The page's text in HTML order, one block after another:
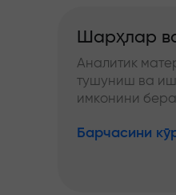
Шарҳлар
Аналитик
тушуниш ва
имконини
Барчасини